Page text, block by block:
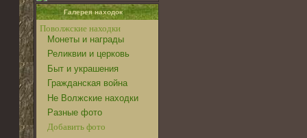
Галерея находок
Поволжские находки
Монеты и награды
Реликвии и церковь
Быт и украшения
Гражданская война
Не Волжские находки
Разные фото
Добавить фото